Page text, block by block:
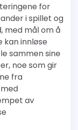
for
i spillet og
med mål om å
kan innløse
sammen sine
noe som gir
fra
av